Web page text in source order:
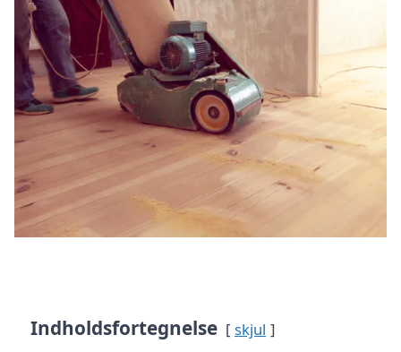
Indholdsfortegnelse skjul